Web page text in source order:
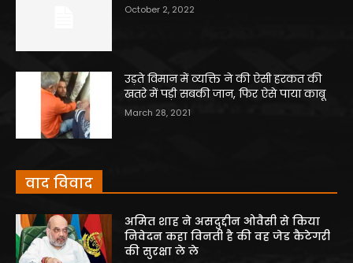
October 2, 2022
उड़ते विमान में व्यक्ति ने की ऐसी हरकत की
खतरे में पड़ी सबकी जान, फिर ऐसे पाया काबू
March 28, 2021
वाद विवाद
अमित शाह ने असदुद्दीन ओवैसी से किया
निवेदन कहा विनती है की वह जेड कैटेगरी
की सुरक्षा ले ले